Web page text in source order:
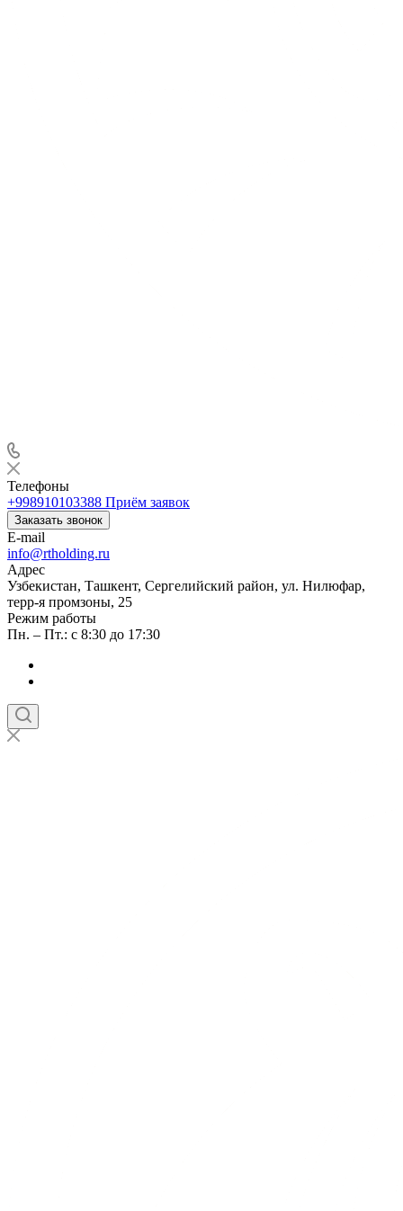
Телефоны
+998910103388 Приём заявок
Заказать звонок
E-mail
info@rtholding.ru
Адрес
Узбекистан, Ташкент, Сергелийский район, ул. Нилюфар,
терр-я промзоны, 25
Режим работы
Пн. – Пт.: с 8:30 до 17:30